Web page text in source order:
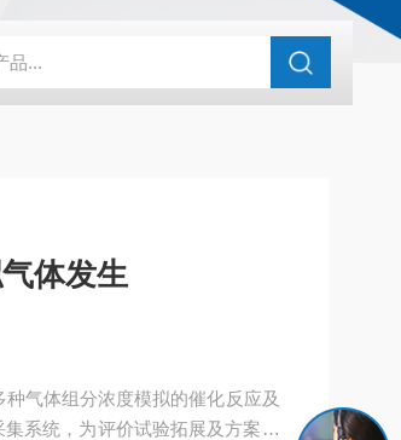
实验室催化剂评价系统微反装置 HG-05A湿度
体发生
气体组分浓度模拟的催化反应及
系统，为评价试验拓展及方案变